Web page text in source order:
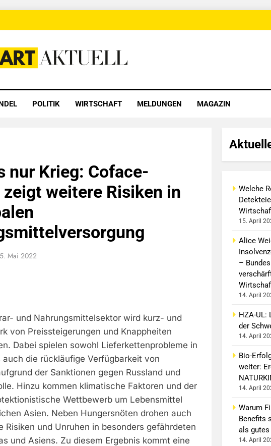
Aktuell
POLITIK WIRTSCHAFT MELDUNGEN MAGAZIN
nur Krieg: Coface-
zeigt weitere Risiken in
Mai 2022
und Nahrungsmittelsektor wird kurz- und
von Preissteigerungen und Knappheiten
Dabei spielen sowohl Lieferkettenprobleme in
auch die rückläufige Verfügbarkeit von
der Sanktionen gegen Russland und
Hinzu kommen klimatische Faktoren und der
Wettbewerb um Lebensmittel
Asien. Neben Hungersnöten drohen auch
Risiken und Unruhen in besonders gefährdeten
und Asiens. Zu diesem Ergebnis kommt eine
Welche
15. April
Alice
–
14. April
HZA-UL:
der
14. April
Bio-
weiter:
14. April
Warum
Benefits
als
14. April